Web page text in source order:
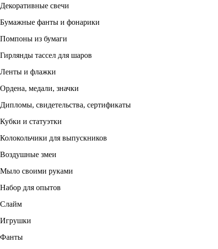
Декоративные свечи
Бумажные фанты и фонарики
Помпоны из бумаги
Гирлянды тассел для шаров
Ленты и флажки
Ордена, медали, значки
Дипломы, свидетельства, сертификаты
Кубки и статуэтки
Колокольчики для выпускников
Воздушные змеи
Мыло своими руками
Набор для опытов
Слайм
Игрушки
Фанты